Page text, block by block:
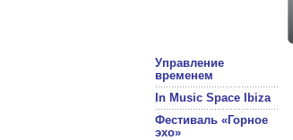
Управление
временем
In Music Space Ibiza
Фестиваль «Горное
эхо»